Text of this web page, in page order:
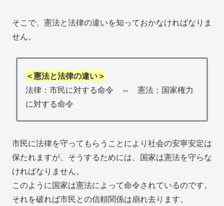
そこで、憲法と法律の違いを知っておかなければなりま
せん。
＜憲法と法律の違い＞
法律：市民に対する命令 ⇔ 憲法：国家権力
に対する命令
市民に法律を守ってもらうことにより社会の安寧安定は
保たれますが、そうするためには、国家は憲法を守らな
ければなりません。
このように国家は憲法によって命令されているのです。
それを破れば市民との信頼関係は崩れ去ります。